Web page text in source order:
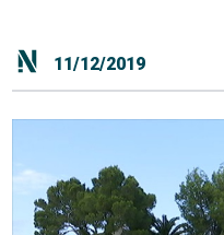
11/12/2019